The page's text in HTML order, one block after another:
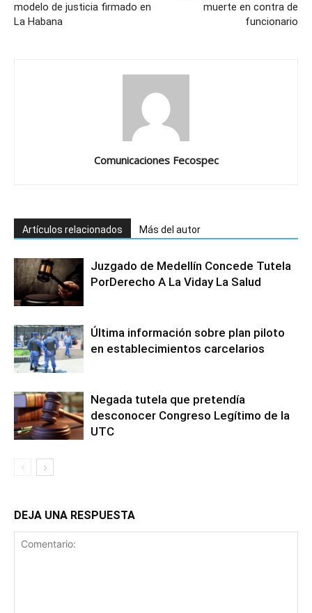
modelo de justicia firmado en
La Habana
muerte en contra de
funcionario
Comunicaciones Fecospec
Artículos relacionados Más del autor
Juzgado de Medellín Concede Tutela
PorDerecho A La Viday La Salud
Última información sobre plan piloto
en establecimientos carcelarios
Negada tutela que pretendía
desconocer Congreso Legítimo de la
UTC
DEJA UNA RESPUESTA